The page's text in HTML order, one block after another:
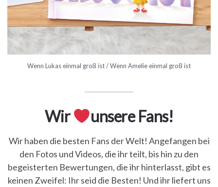
Wenn Lukas einmal groß ist / Wenn Amelie einmal groß ist
Wir unsere Fans!
Wir haben die besten Fans der Welt! Angefangen bei
den Fotos und Videos, die ihr teilt, bis hin zu den
begeisterten Bewertungen, die ihr hinterlasst, gibt es
keinen Zweifel: Ihr seid die Besten! Und ihr liefert uns